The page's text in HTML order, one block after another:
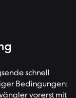
schnell
Bedingungen:
vorerst mit